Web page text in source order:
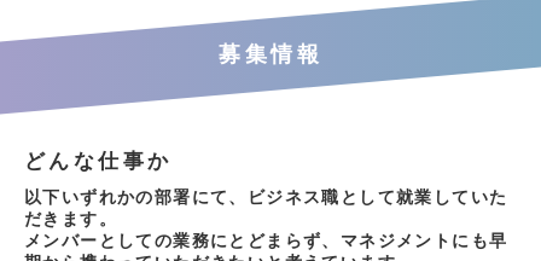
募集情報
どんな仕事か
以下いずれかの部署にて、ビジネス職として就業していた
だきます。
メンバーとしての業務にとどまらず、マネジメントにも早